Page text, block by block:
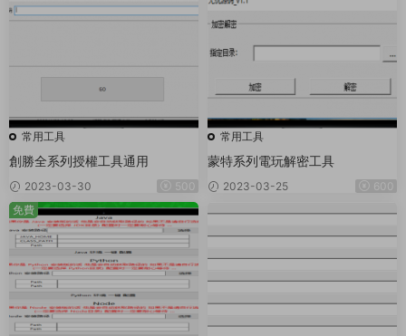
常用工具
創勝全系列授權工具通用
2023-03-30 500
常用工具
蒙特系列電玩解密工具
2023-03-25
600
免費